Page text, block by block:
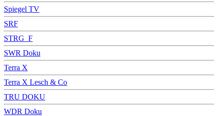
Spiegel TV
SRF
STRG_F
SWR Doku
Terra X
Terra X Lesch & Co
TRU DOKU
WDR Doku